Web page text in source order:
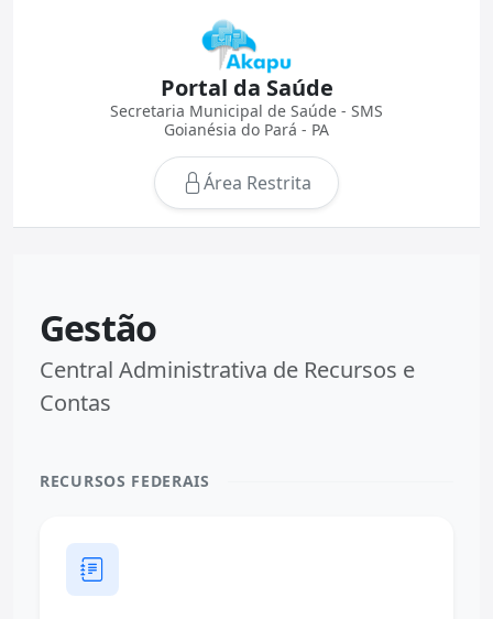
Portal da Saúde
Secretaria Municipal de Saúde - SMS
Goianésia do Pará - PA
Área Restrita
Gestão
Central Administrativa de Recursos e
Contas
RECURSOS FEDERAIS